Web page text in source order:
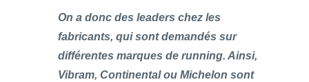
On a donc des leaders chez les
fabricants, qui sont demandés sur
différentes marques de running. Ainsi,
Vibram, Continental ou Michelon sont